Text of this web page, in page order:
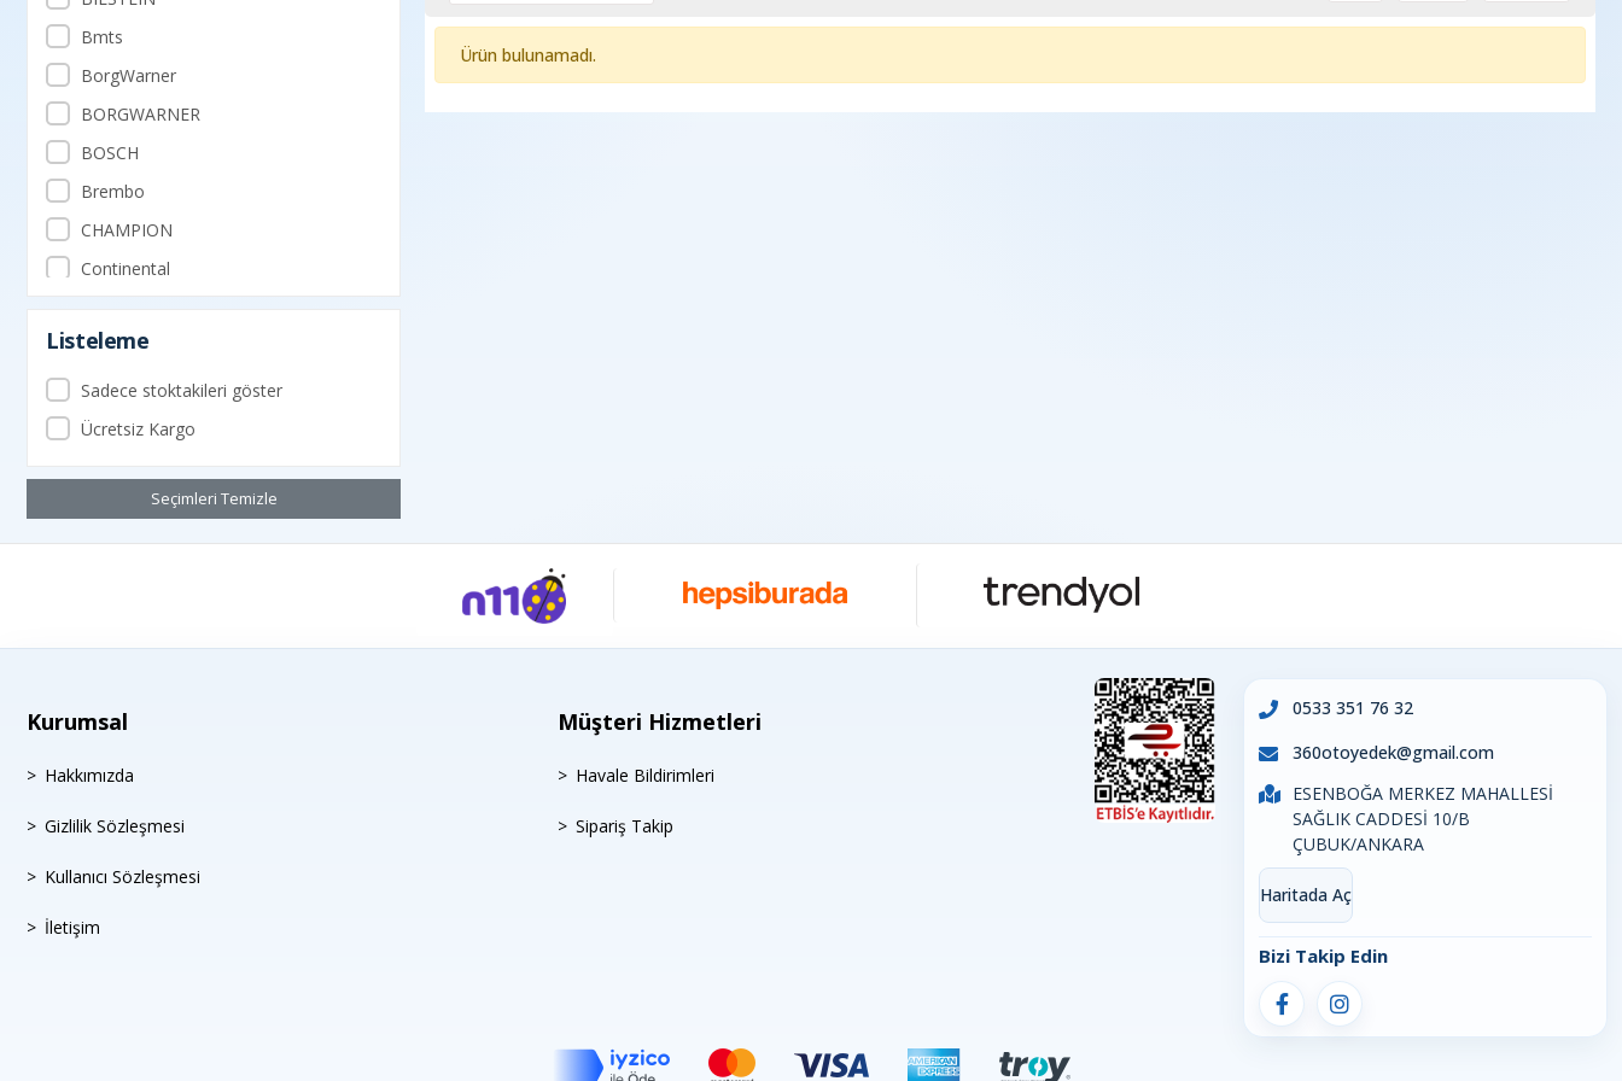
Bmts
BorgWarner
BORGWARNER
BOSCH
Brembo
CHAMPION
Continental
DAYCO
DELPHI
DENSO
GUA
HELLA
INA
LANCİA
LEMFORDER
Listeleme
Sadece stoktakileri göster
Ücretsiz Kargo
Seçimleri Temizle
Ürün bulunamadı.
Kurumsal
Hakkımızda
Gizlilik Sözleşmesi
Kullanıcı Sözleşmesi
İletişim
Müşteri Hizmetleri
Havale Bildirimleri
Sipariş Takip
0533 351 76 32
360otoyedek@gmail.com
ESENBOĞA MERKEZ MAHALLESİ
SAĞLIK CADDESİ 10/B
ÇUBUK/ANKARA
Haritada Aç
Bizi Takip Edin